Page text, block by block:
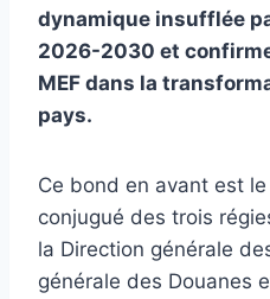
dynamique insufflée
2026-2030 et
MEF dans la
pays.
Ce bond en avant est
conjugué des trois
la Direction générale
générale des Douanes